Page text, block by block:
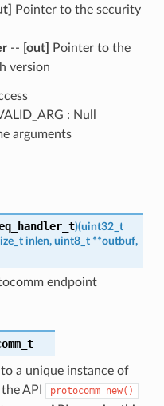
Pointer to the security
-- [out]
Pointer to the
version
: Null
arguments
)(uint32_t
inlen, uint8_t **outbuf,
endpoint
a unique instance of
API
protocomm_new()